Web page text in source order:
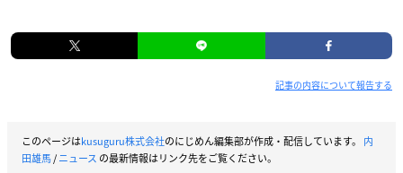
記事の内容について報告する
このページはkusuguru株式会社のにじめん編集部が作成・配信しています。 内
田雄馬/ニュース の最新情報はリンク先をご覧ください。